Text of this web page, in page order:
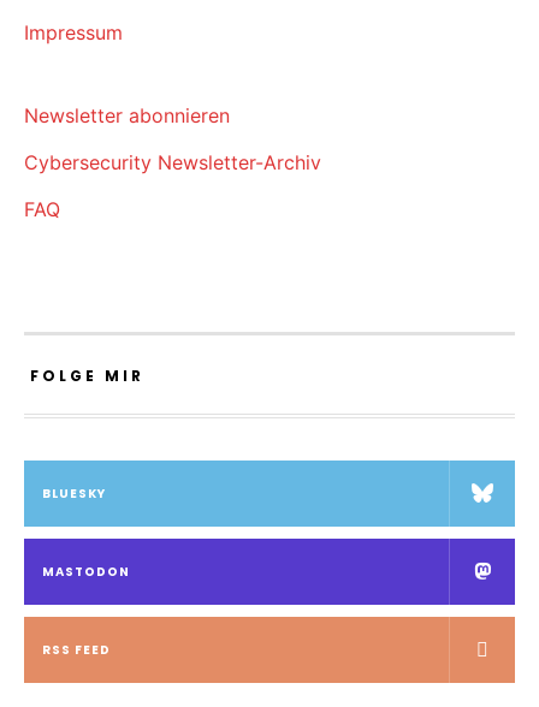
Impressum
Newsletter abonnieren
Cybersecurity Newsletter-Archiv
FAQ
FOLGE MIR
BLUESKY
MASTODON
RSS FEED